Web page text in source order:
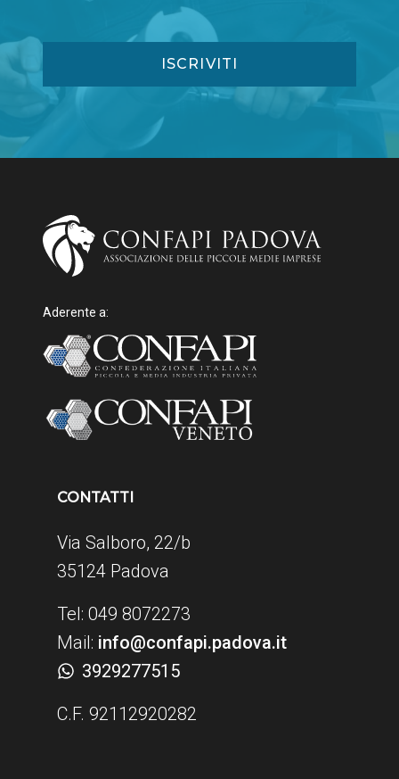
Aderente a:
CONTATTI
Via Salboro, 22/b
35124 Padova
Tel: 049 8072273
Mail: info@confapi.padova.it
3929277515
C.F. 92112920282